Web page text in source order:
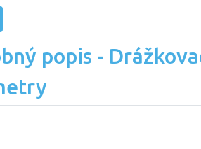
popis -